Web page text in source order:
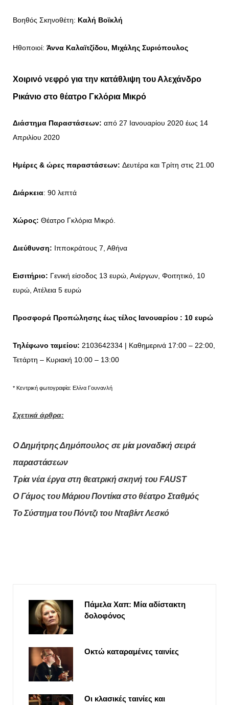
Βοηθός Σκηνοθέτη: Καλή Βοϊκλή
Ηθοποιοί: Άννα Καλαϊτζίδου, Μιχάλης Συριόπουλος
Χοιρινό νεφρό για την κατάθλιψη του Αλεχάνδρο
Ρικάνιο στο θέατρο Γκλόρια Μικρό
Διάστημα Παραστάσεων: από 27 Ιανουαρίου 2020 έως 14
Απριλίου 2020
Ημέρες & ώρες παραστάσεων: Δευτέρα και Τρίτη στις 21.00
Διάρκεια: 90 λεπτά
Χώρος: Θέατρο Γκλόρια Μικρό.
Διεύθυνση: Ιπποκράτους 7, Αθήνα
Εισιτήριο: Γενική είσοδος 13 ευρώ, Ανέργων, Φοιτητικό, 10
ευρώ, Ατέλεια 5 ευρώ
Προσφορά Προπώλησης έως τέλος Ιανουαρίου : 10 ευρώ
Τηλέφωνο ταμείου: 2103642334 | Καθημερινά 17:00 – 22:00,
Τετάρτη – Κυριακή 10:00 – 13:00
* Κεντρική φωτογραφία: Ελίνα Γουνανλή
Σχετικά άρθρα:
Ο Δημήτρης Δημόπουλος σε μία μοναδική σειρά
παραστάσεων
Τρία νέα έργα στη θεατρική σκηνή του FAUST
Ο Γάμος του Μάριου Ποντίκα στο θέατρο Σταθμός
Το Σύστημα του Πόντζι του Νταβίντ Λεσκό
Πάμελα Χαπ: Μία αδίστακτη
δολοφόνος
Οκτώ καταραμένες ταινίες
Οι κλασικές ταινίες και